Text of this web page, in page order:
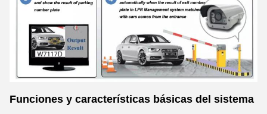
Funciones y características básicas del sistema